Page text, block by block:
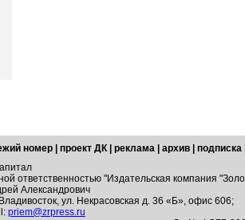
номер проект ДК реклама архив подписка
ответственностью "Издательская компания
Александрович
ул. Некрасовская д. 36 «Б», офис 606;
priem@zrpress.ru